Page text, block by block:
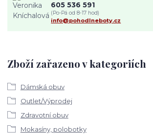
Zboží zařazeno v kategoriích
Dámská obuv
Outlet/Výprodej
Zdravotní obuv
Mokasíny, polobotky
605 536 591
(Po-Pá od 8-17 hod)
info@pohodlneboty.cz